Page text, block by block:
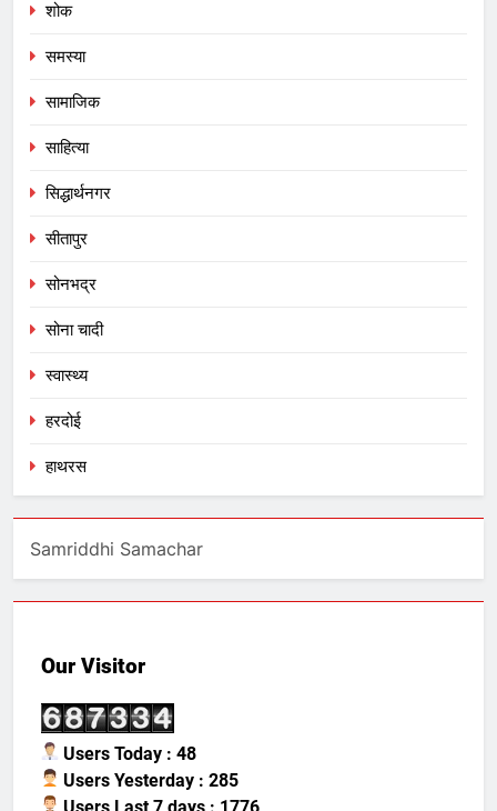
शोक
समस्या
सामाजिक
साहित्या
सिद्धार्थनगर
सीतापुर
सोनभद्र
सोना चादी
स्वास्थ्य
हरदोई
हाथरस
Samriddhi Samachar
Our Visitor
Users Today : 48
Users Yesterday : 285
Users Last 7 days : 1776